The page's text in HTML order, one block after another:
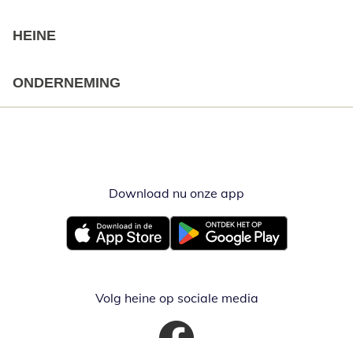
HEINE
ONDERNEMING
Download nu onze app
Opent in nieuw vensterOpent in nieuw venster
Volg heine op sociale media